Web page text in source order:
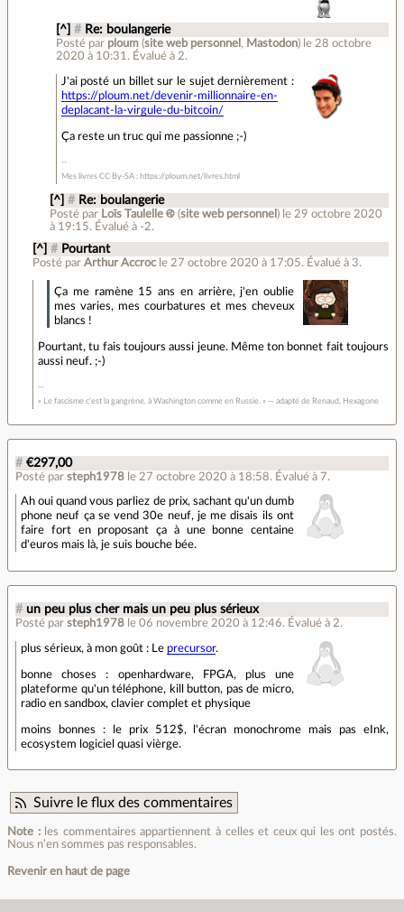
[^] # Re: boulangerie
Posté par ploum(site web personnel , Mastodon) le 28 octobre
2020 à 10:31 . Évalué à 2.
J'ai posté un billet sur le sujet dernièrement :
https://ploum.net/devenir-millionnaire-en-
deplacant-la-virgule-du-bitcoin/
Ça reste un truc qui me passionne ;-)
Mes livres CC By-SA : https://ploum.net/livres.html
[^] # Re: boulangerie
Posté par Loïs Taulelle ࿋ (site web personnel ) le 29 octobre 2020
à 19:15. Évalué à -2.
[^] # Pourtant
Posté parArthur Accroc le 27 octobre 2020 à 17:05. Évalué à 3.
Ça me ramène 15 ans en arrière, j'en oublie
mes varies, mes courbatures et mes cheveux
blancs !
Pourtant, tu fais toujours aussi jeune. Même ton bonnet fait toujours
aussi neuf. ;-)
« Le fascisme c’est la gangrène, à Washington comme en Russie. » — adapté de Renaud, Hexagone
# €297,00
Posté par steph1978 le 27 octobre 2020 à 18:58. Évalué à 7.
Ah oui quand vous parliez de prix, sachant qu'un dumb
phone neuf ça se vend 30e neuf, je me disais ils ont
faire fort en proposant ça à une bonne centaine
d'euros mais là, je suis bouche bée.
# un peu plus cher mais un peu plus sérieux
Posté par steph1978 le 06 novembre 2020 à 12:46. Évalué à 2.
plus sérieux, à mon goût : Le precursor.
bonne choses : openhardware, FPGA, plus une
plateforme qu'un téléphone, kill button, pas de micro,
radio en sandbox, clavier complet et physique
moins bonnes : le prix 512$, l'écran monochrome mais pas eInk,
ecosystem logiciel quasi vièrge.
Suivre le flux des commentaires
Note :les commentaires appartiennent à celles et ceux qui les ont postés.
Nous n’en sommes pas responsables.
Revenir en haut de page